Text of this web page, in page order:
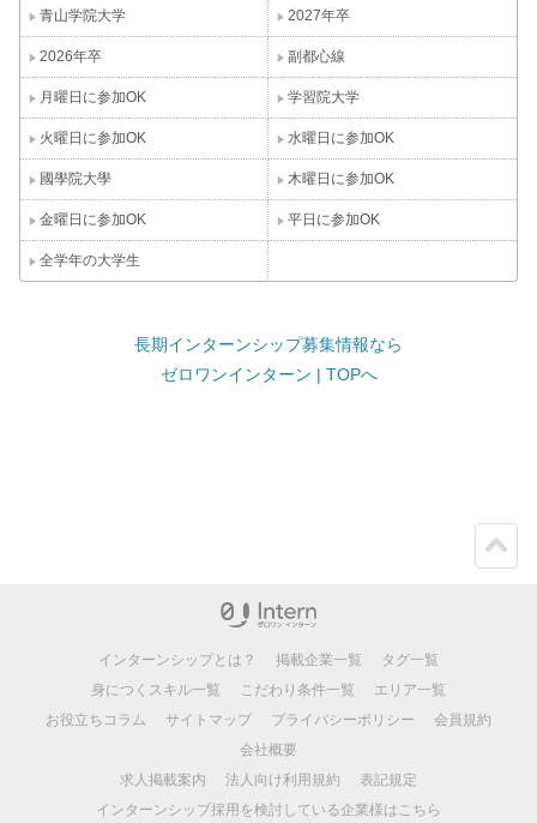
青山学院大学 2027年卒
2026年卒 副都心線
月曜日に参加OK 学習院大学
火曜日に参加OK 水曜日に参加OK
國學院大學 木曜日に参加OK
金曜日に参加OK 平日に参加OK
全学年の大学生
長期インターンシップ募集情報なら
ゼロワンインターン | TOPへ
インターンシップとは？ 掲載企業一覧
タグ一覧
身につくスキル一覧
こだわり条件一覧
エリア一覧
お役立ちコラム
サイトマップ プライバシーポリシー
会員規約
会社概要
求人掲載案内
法人向け利用規約
表記規定
インターンシップ採用を検討している企業様はこちら